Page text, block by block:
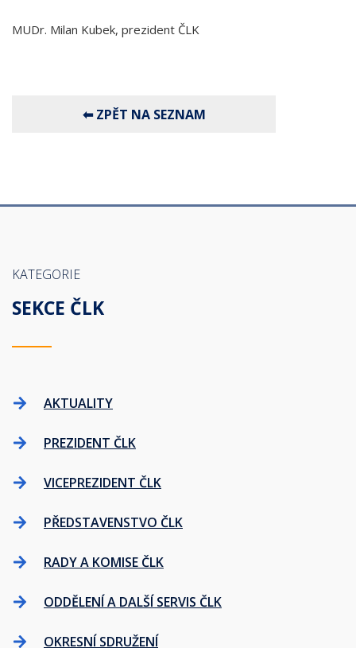
MUDr. Milan Kubek, prezident ČLK
KATEGORIE
SEKCE ČLK
AKTUALITY
PREZIDENT ČLK
VICEPREZIDENT ČLK
PŘEDSTAVENSTVO ČLK
RADY A KOMISE ČLK
ODDĚLENÍ A DALŠÍ SERVIS ČLK
OKRESNÍ SDRUŽENÍ